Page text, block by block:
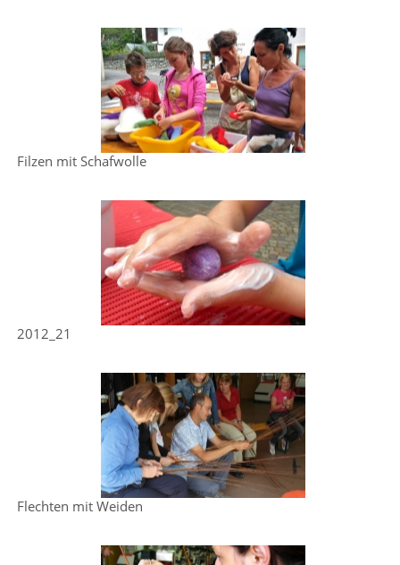
Filzen mit Schafwolle
2012_21
Flechten mit Weiden